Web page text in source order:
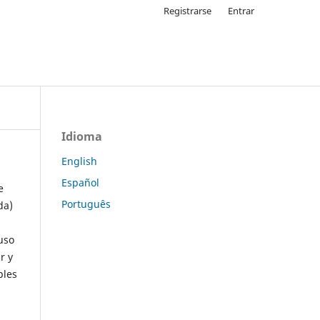
Registrarse Entrar
y
Idioma
English
Español
Português